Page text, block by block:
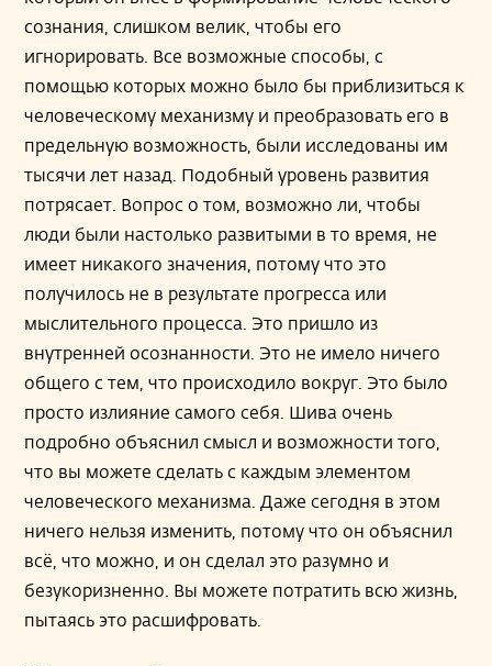
сознания, слишком велик, чтобы его
игнорировать. Все возможные способы, с
помощью которых можно было бы приблизиться к
человеческому механизму и преобразовать его в
предельную возможность, были исследованы им
тысячи лет назад. Подобный уровень развития
потрясает. Вопрос о том, возможно ли, чтобы
люди были настолько развитыми в то время, не
имеет никакого значения, потому что это
получилось не в результате прогресса или
мыслительного процесса. Это пришло из
внутренней осознанности. Это не имело ничего
общего с тем, что происходило вокруг. Это было
просто излияние самого себя. Шива очень
подробно объяснил смысл и возможности того,
что вы можете сделать с каждым элементом
человеческого механизма. Даже сегодня в этом
ничего нельзя изменить, потому что он объяснил
всё, что можно, и он сделал это разумно и
безукоризненно. Вы можете потратить всю жизнь,
пытаясь это расшифровать.